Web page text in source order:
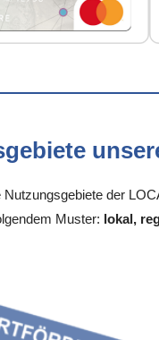
Nutzungsgebiete der
Muster: lokal,